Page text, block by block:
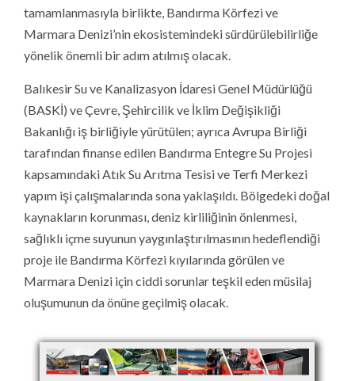
tamamlanmasıyla birlikte, Bandırma Körfezi ve
Marmara Denizi’nin ekosistemindeki sürdürülebilirliğe
yönelik önemli bir adım atılmış olacak.
Balıkesir Su ve Kanalizasyon İdaresi Genel Müdürlüğü
(BASKİ) ve Çevre, Şehircilik ve İklim Değişikliği
Bakanlığı iş birliğiyle yürütülen; ayrıca Avrupa Birliği
tarafından finanse edilen Bandırma Entegre Su Projesi
kapsamındaki Atık Su Arıtma Tesisi ve Terfi Merkezi
yapım işi çalışmalarında sona yaklaşıldı. Bölgedeki doğal
kaynakların korunması, deniz kirliliğinin önlenmesi,
sağlıklı içme suyunun yaygınlaştırılmasının hedeflendiği
proje ile Bandırma Körfezi kıyılarında görülen ve
Marmara Denizi için ciddi sorunlar teşkil eden müsilaj
oluşumunun da önüne geçilmiş olacak.